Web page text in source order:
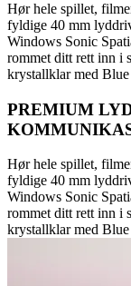
Hør hele spillet,
fyldige 40 mm
Windows Sonic
rommet ditt rett inn i
krystallklar med
PREMIUM
Hør hele spillet,
fyldige 40 mm
Windows Sonic
rommet ditt rett inn i
krystallklar med